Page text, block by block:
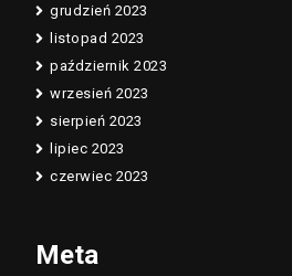
grudzień 2023
listopad 2023
październik 2023
wrzesień 2023
sierpień 2023
lipiec 2023
czerwiec 2023
Meta